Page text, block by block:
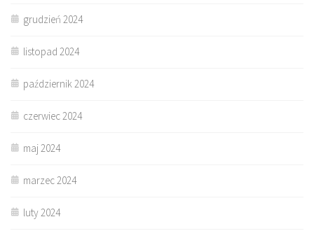
grudzień 2024
listopad 2024
październik 2024
czerwiec 2024
maj 2024
marzec 2024
luty 2024